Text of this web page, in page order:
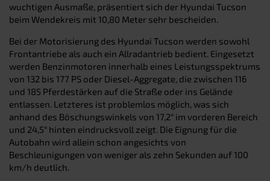
wuchtigen Ausmaße, präsentiert sich der Hyundai Tucson
beim Wendekreis mit 10,80 Meter sehr bescheiden.
Bei der Motorisierung des Hyundai Tucson werden sowohl
Frontantriebe als auch ein Allradantrieb bedient. Eingesetzt
werden Benzinmotoren innerhalb eines Leistungsspektrums
von 132 bis 177 PS oder Diesel-Aggregate, die zwischen 116
und 185 Pferdestärken auf die Straße oder ins Gelände
entlassen. Letzteres ist problemlos möglich, was sich
anhand des Böschungswinkels von 17,2° im vorderen Bereich
und 24,5° hinten eindrucksvoll zeigt. Die Eignung für die
Autobahn wird allein schon angesichts von
Beschleunigungen von weniger als zehn Sekunden auf 100
km/h deutlich.